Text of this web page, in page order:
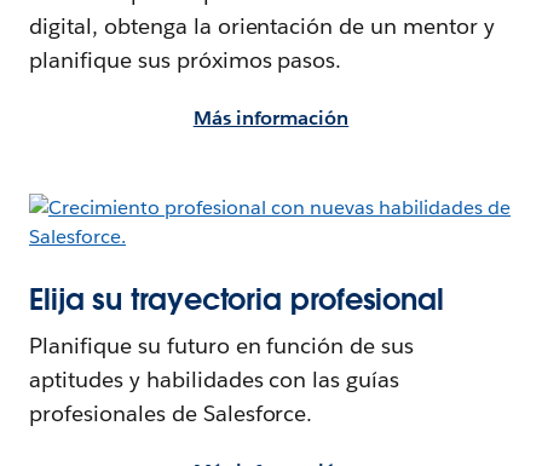
digital, obtenga la orientación de un mentor y
planifique sus próximos pasos.
Más información
Elija su trayectoria profesional
Planifique su futuro en función de sus
aptitudes y habilidades con las guías
profesionales de Salesforce.